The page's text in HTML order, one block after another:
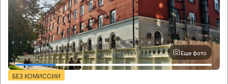
Еще фото
БЕЗ КОМИССИИ